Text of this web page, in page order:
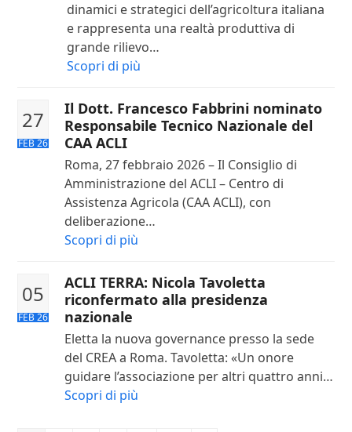
dinamici e strategici dell’agricoltura italiana
e rappresenta una realtà produttiva di
grande rilievo…
Scopri di più
27
FEB 26
Il Dott. Francesco Fabbrini nominato
Responsabile Tecnico Nazionale del
CAA ACLI
Roma, 27 febbraio 2026 – Il Consiglio di
Amministrazione del ACLI – Centro di
Assistenza Agricola (CAA ACLI), con
deliberazione…
Scopri di più
05
FEB 26
ACLI TERRA: Nicola Tavoletta
riconfermato alla presidenza
nazionale
Eletta la nuova governance presso la sede
del CREA a Roma. Tavoletta: «Un onore
guidare l’associazione per altri quattro anni…
Scopri di più